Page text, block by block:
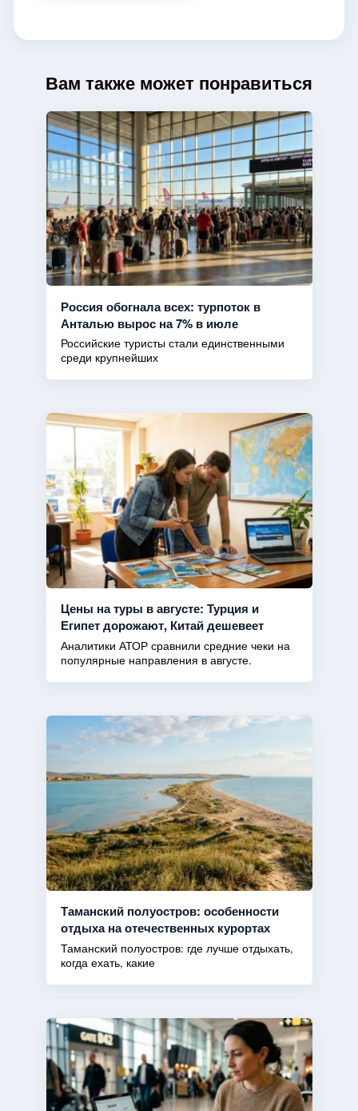
Вам также может понравиться
Россия обогнала всех: турпоток в
Анталью вырос на 7% в июле
Российские туристы стали единственными
среди крупнейших
Цены на туры в августе: Турция и
Египет дорожают, Китай дешевеет
Аналитики АТОР сравнили средние чеки на
популярные направления в августе.
Таманский полуостров: особенности
отдыха на отечественных курортах
Таманский полуостров: где лучше отдыхать,
когда ехать, какие